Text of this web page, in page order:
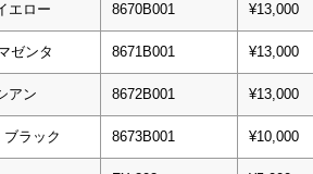
エロー 8670B001 ¥13,000
ゼンタ 8671B001 ¥13,000
アン 8672B001 ¥13,000
ブラック 8673B001 ¥10,000